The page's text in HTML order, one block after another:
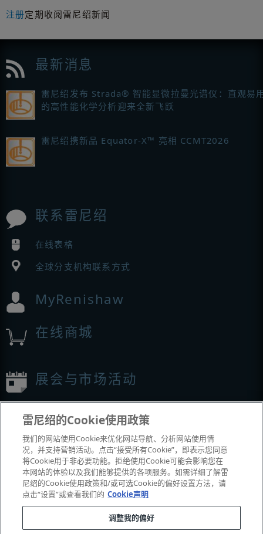
注册定期收阅雷尼绍新闻
最新消息
雷尼绍发布 Strada® 智能显微拉曼光谱仪：直观易
的高性能化学分析迎来全新飞跃
雷尼绍携新品 Equator-X™ 亮相 CCMT2026
联系雷尼绍
在线表格
全球分支机构联系方式
MyRenishaw
在线商城
展会与市场活动
© 2001-2026 Renishaw plc。版权所有。
雷尼绍的Cookie使用政策
我们的网站使用Cookie来优化网站导航、分析网站使用情
况，并支持营销活动。点击“接受所有Cookie”，即表示您同意
将Cookie用于非必要功能。拒绝使用Cookie可能会影响您在
本网站的体验以及我们能够提供的各项服务。如需详细了解雷
尼绍的Cookie使用政策和/或可选Cookie的偏好设置方法，请
点击“设置”或查看我们的 Cookie声明
调整我的偏好